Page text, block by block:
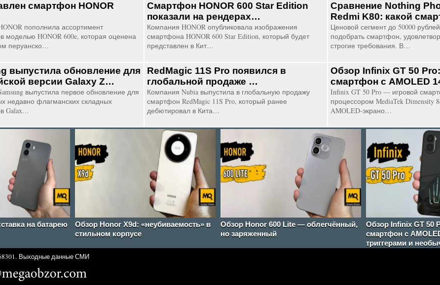
смартфон HONOR
пополнила ассортимент
моделью HONOR 600e, которая оценена
перуанско…
Смартфон HONOR 600 Star Edition
показали на рендерах…
Компания HONOR опубликовала изображения
смартфона HONOR 600 Star Edition, который будет
представлен в Кит…
Сравнение Nothing
Redmi K80: какой
Ценовой сегмент до 50000
подобрать смартфон,
строгие требования. В…
выпустила обновление для
версии Galaxy Z…
выпустила первое обновление для
недавно флагманских складных
Galax…
RedMagic 11S Pro появился в
глобальной продаже …
Компания Nubia выпустила в глобальную продажу
смартфон RedMagic 11S Pro, который ранее
дебютировал в Кита…
Обзор Infinix GT 50
смартфон с AMOLED
Infinix GT 50 Pro — игровой
процессором MediaTek Dimensity
AMOLED-экрано…
на батарею
Обзор Honor X9d: «неубиваемость» в
стильном корпусе
Обзор Honor 600 Lite — облегчённый,
но заряженный
Обзор Infinix GT 50
смартфон с
триггерами и
Выходные данные СМИ